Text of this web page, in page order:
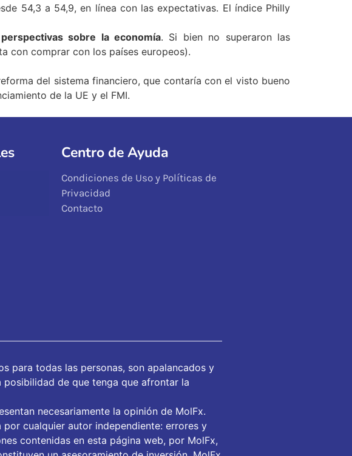
54,3 a 54,9, en línea con las expectativas. El índice Philly
sobre la economía. Si bien no superaron las
con comprar con los países europeos).
del sistema financiero, que contaría con el visto bueno
de la UE y el FMI.
Centro de Ayuda
Condiciones de Uso y Políticas de
Privacidad
Contacto
para todas las personas, son apalancados y
de que tenga que afrontar la
necesariamente la opinión de MolFx.
cualquier autor independiente: errores y
contenidas en esta página web, por MolFx,